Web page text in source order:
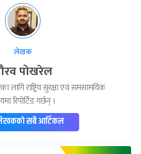
लेखक
पोखरेल
राष्ट्रिय सुरक्षा एवं समसामयिक
रिपोर्टिङ गर्छन् ।
सबै आर्टिकल